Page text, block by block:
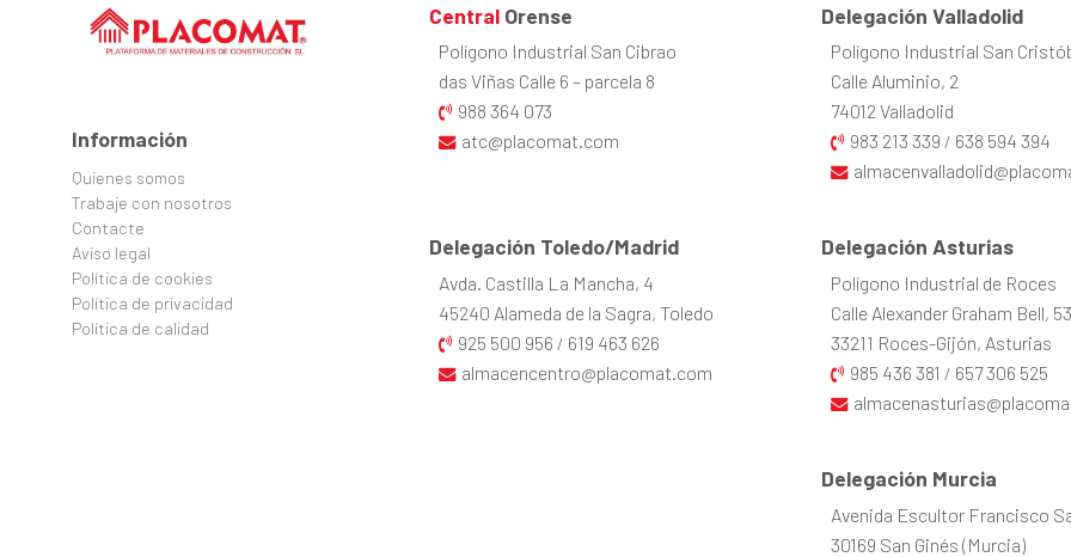
Información
Quienes somos
Trabaje con nosotros
Contacte
Aviso legal
Política de cookies
Política de privacidad
Política de calidad
CentralOrense
Polígono Industrial San Cibrao
das Viñas Calle 6 – parcela 8
988 364 073
atc@placomat.com
Delegación Toledo/Madrid
Avda. Castilla La Mancha, 4
45240 Alameda de la Sagra, Toledo
925 500 956 / 619 463 626
almacencentro@placomat.com
Delegación Valladolid
Polígono Industrial San
Calle Aluminio, 2
74012 Valladolid
983 213 339 / 638 594 394
Delegación Asturias
Polígono Industrial de Roces
Calle Alexander Graham Bell,
33211 Roces-Gijón, Asturias
985 436 381 / 657 306 525
Delegación Murcia
Avenida Escultor Francisco
30169 San Ginés (Murcia)